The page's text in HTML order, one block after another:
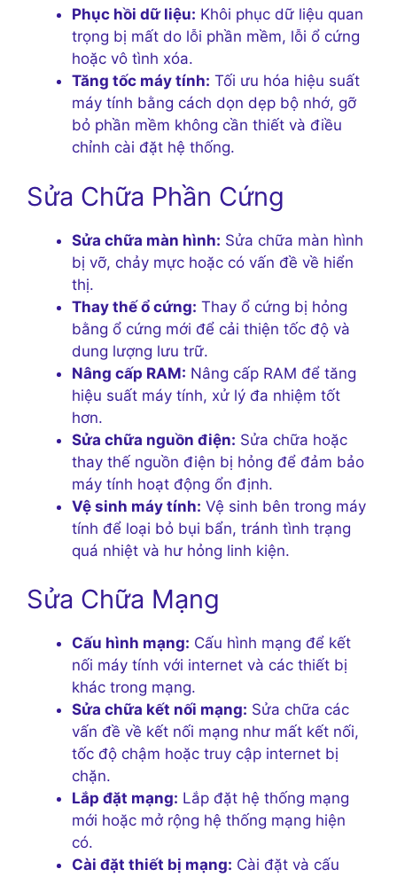
Phục hồi dữ liệu: Khôi phục dữ liệu quan
trọng bị mất do lỗi phần mềm, lỗi ổ cứng
hoặc vô tình xóa.
Tăng tốc máy tính: Tối ưu hóa hiệu suất
máy tính bằng cách dọn dẹp bộ nhớ, gỡ
bỏ phần mềm không cần thiết và điều
chỉnh cài đặt hệ thống.
Sửa Chữa Phần Cứng
Sửa chữa màn hình: Sửa chữa màn hình
bị vỡ, chảy mực hoặc có vấn đề về hiển
thị.
Thay thế ổ cứng: Thay ổ cứng bị hỏng
bằng ổ cứng mới để cải thiện tốc độ và
dung lượng lưu trữ.
Nâng cấp RAM: Nâng cấp RAM để tăng
hiệu suất máy tính, xử lý đa nhiệm tốt
hơn.
Sửa chữa nguồn điện: Sửa chữa hoặc
thay thế nguồn điện bị hỏng để đảm bảo
máy tính hoạt động ổn định.
Vệ sinh máy tính: Vệ sinh bên trong máy
tính để loại bỏ bụi bẩn, tránh tình trạng
quá nhiệt và hư hỏng linh kiện.
Sửa Chữa Mạng
Cấu hình mạng: Cấu hình mạng để kết
nối máy tính với internet và các thiết bị
khác trong mạng.
Sửa chữa kết nối mạng: Sửa chữa các
vấn đề về kết nối mạng như mất kết nối,
tốc độ chậm hoặc truy cập internet bị
chặn.
Lắp đặt mạng: Lắp đặt hệ thống mạng
mới hoặc mở rộng hệ thống mạng hiện
có.
Cài đặt thiết bị mạng: Cài đặt và cấu